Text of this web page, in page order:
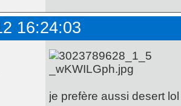
16:24:03
je prefère aussi desert lol